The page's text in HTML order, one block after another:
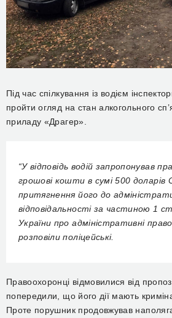
Під час спілкування із водієм
пройти огляд на стан алкогольного
приладу «Драгер».
“У відповідь водій запропонував
грошові кошти в сумі 500
притягнення його до
відповідальності за частиною 1
України про адміністративні
розповіли поліцейські.
Правоохоронці відмовилися від
попередили, що його дії мають
Проте порушник продовжував